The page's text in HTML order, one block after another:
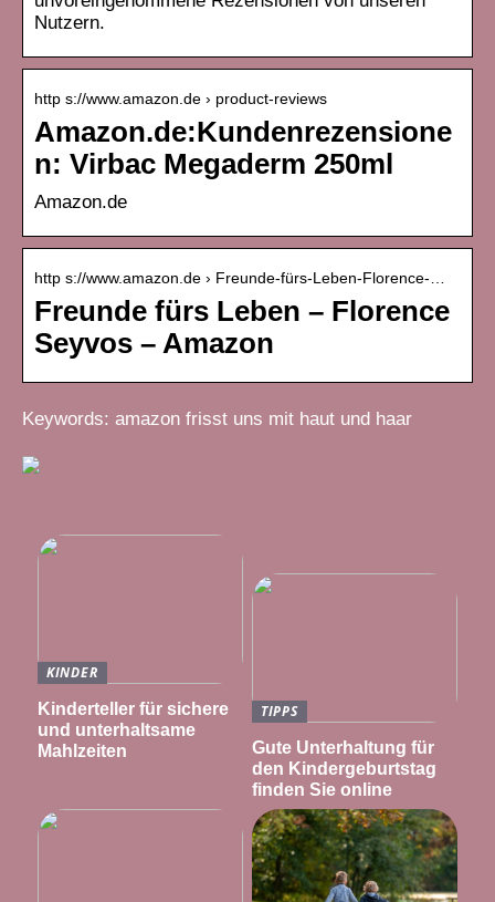
Nutzern.
http s://www.amazon.de › product-reviews
Amazon.de:Kundenrezensione
n: Virbac Megaderm 250ml
Amazon.de
http s://www.amazon.de › Freunde-fürs-Leben-Florence-…
Freunde fürs Leben – Florence
Seyvos – Amazon
Keywords: amazon frisst uns mit haut und haar
KINDER
Kinderteller für sichere
und unterhaltsame
Mahlzeiten
TIPPS
Gute Unterhaltung für
den Kindergeburtstag
finden Sie online